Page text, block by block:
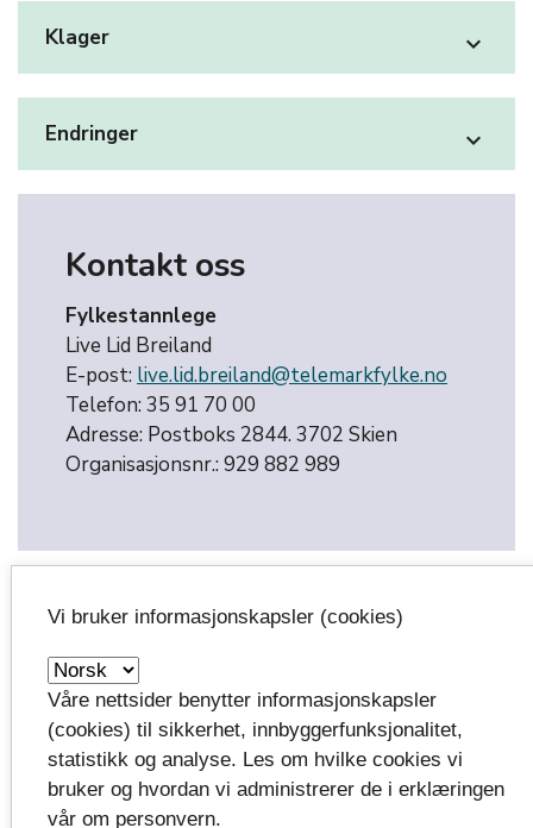
Klager expand_more
Endringer expand_more
Kontakt oss
Fylkestannlege
Live Lid Breiland
E-post: live.lid.breiland@telemarkfylke.no
Telefon: 35 91 70 00
Adresse: Postboks 2844. 3702 Skien
Organisasjonsnr.: 929 882 989
Personvernombud
Paal Are Solberg
Tlf: 918 600 41
paal.are.solberg@telemarkfylke.no
Vi bruker informasjonskapsler (cookies)
Våre nettsider benytter informasjonskapsler
(cookies) til sikkerhet, innbyggerfunksjonalitet,
statistikk og analyse. Les om hvilke cookies vi
bruker og hvordan vi administrerer de i erklæringen
vår om personvern.